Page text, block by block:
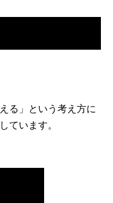
る」という考え方に
ています。